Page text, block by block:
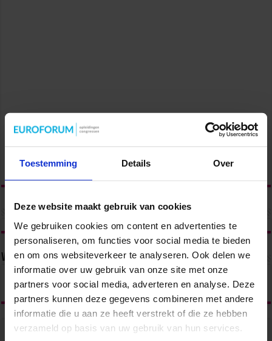
Toestemming Details Over
Deze website maakt gebruik van cookies
We gebruiken cookies om content en advertenties te
personaliseren, om functies voor social media te bieden
en om ons websiteverkeer te analyseren. Ook delen we
informatie over uw gebruik van onze site met onze
partners voor social media, adverteren en analyse. Deze
partners kunnen deze gegevens combineren met andere
informatie die u aan ze heeft verstrekt of die ze hebben
verzameld op basis van uw gebruik van hun services.
Volg ons via